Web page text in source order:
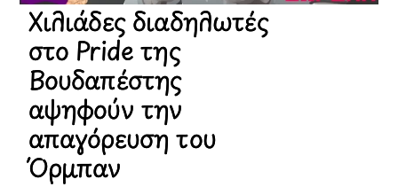
Χιλιάδες διαδηλωτές
στο Pride της
Βουδαπέστης
αψηφούν την
απαγόρευση του
Όρμπαν